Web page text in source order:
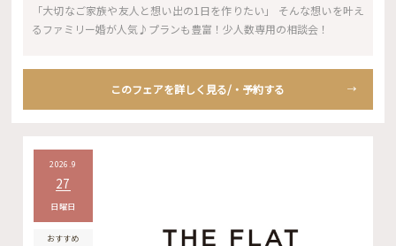
「大切なご家族や友人と想い出の1日を作りたい」 そんな想いを叶え
るファミリー婚が人気♪プランも豊富！少人数専用の相談会！
このフェアを詳しく見る/・予約する
2026.9
27
日曜日
おすすめ